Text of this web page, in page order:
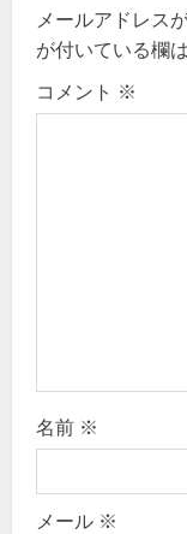
i
g
メールアドレス
が付いている欄
コメント ※
名前 ※
メール ※